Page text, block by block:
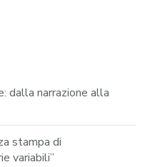
dalla narrazione alla
stampa di
variabili”